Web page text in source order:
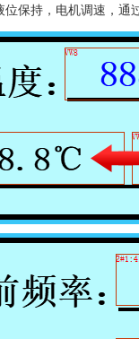
保持，电机调速，通